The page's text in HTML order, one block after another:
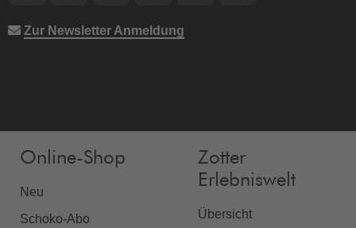
Zur Newsletter Anmeldung
Online-Shop
Neu
Schoko-Abo
Zotter
Erlebniswelt
Übersicht